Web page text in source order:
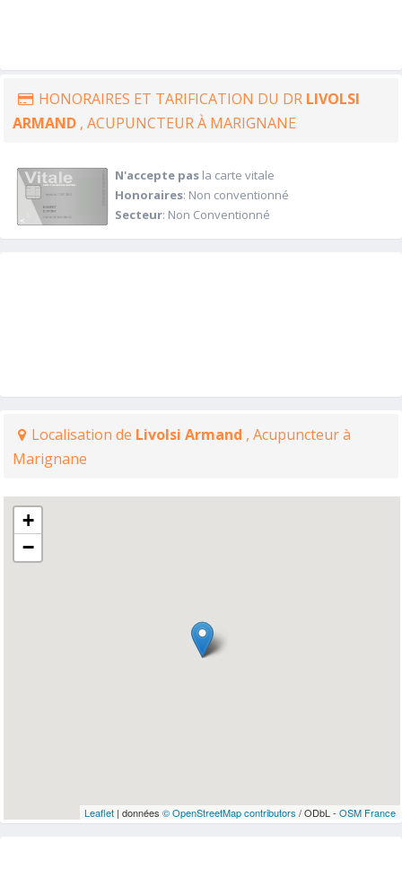
HONORAIRES ET TARIFICATION DU DR LIVOLSI
ARMAND , ACUPUNCTEUR À MARIGNANE
N'accepte pasla carte vitale
Honoraires: Non conventionné
Secteur: Non Conventionné
Localisation de Livolsi Armand , Acupuncteur à
Marignane
+
−
Leaflet| données © OpenStreetMap contributors / ODbL - OSM France